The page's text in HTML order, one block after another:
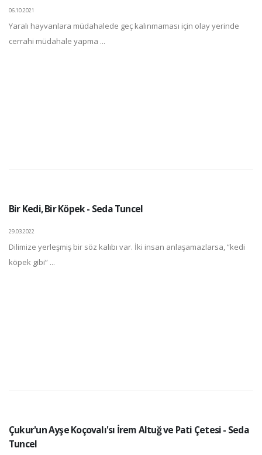
06.10.2021
Yaralı hayvanlara müdahalede geç kalınmaması için olay yerinde
cerrahi müdahale yapma ...
Bir Kedi, Bir Köpek - Seda Tuncel
29.03.2022
Dilimize yerleşmiş bir söz kalıbı var. İki insan anlaşamazlarsa, “kedi
köpek gibi” ...
Çukur'un Ayşe Koçovalı'sı İrem Altuğ ve Pati Çetesi - Seda
Tuncel